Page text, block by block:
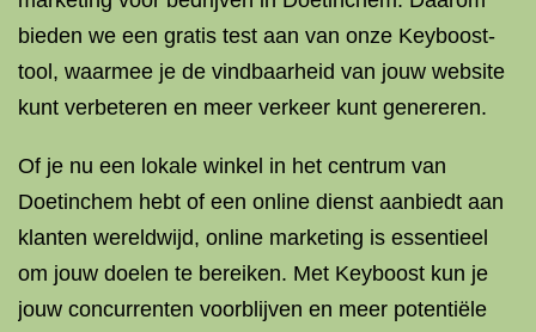
bieden we een gratis test aan van onze Keyboost-
tool, waarmee je de vindbaarheid van jouw website
kunt verbeteren en meer verkeer kunt genereren.
Of je nu een lokale winkel in het centrum van
Doetinchem hebt of een online dienst aanbiedt aan
klanten wereldwijd, online marketing is essentieel
om jouw doelen te bereiken. Met Keyboost kun je
jouw concurrenten voorblijven en meer potentiële